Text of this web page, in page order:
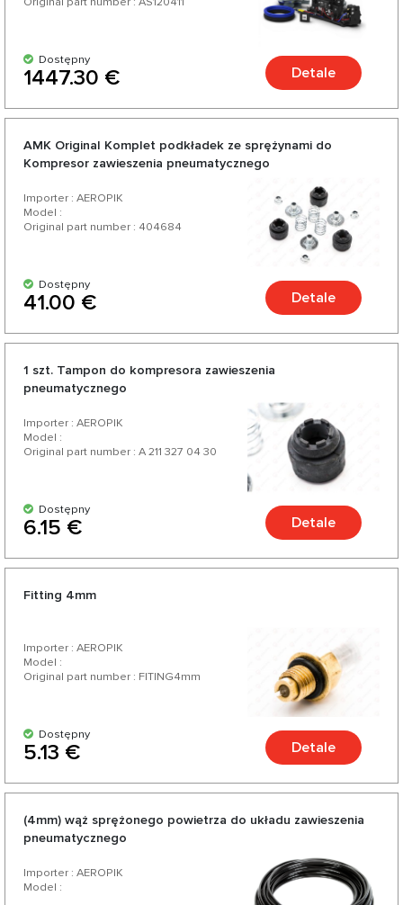
Dostępny
1447.30 € Detale
AMK Original Komplet podkładek ze sprężynami do
Kompresor zawieszenia pneumatycznego
Importer : AEROPIK
Model :
Original part number : 404684
Dostępny
41.00 € Detale
1 szt. Tampon do kompresora zawieszenia
pneumatycznego
Importer : AEROPIK
Model :
Original part number : A 211 327 04 30
Dostępny
6.15 € Detale
Fitting 4mm
Importer : AEROPIK
Model :
Original part number : FITING4mm
Dostępny
5.13 € Detale
(4mm) wąż sprężonego powietrza do układu zawieszenia
pneumatycznego
Importer : AEROPIK
Model :